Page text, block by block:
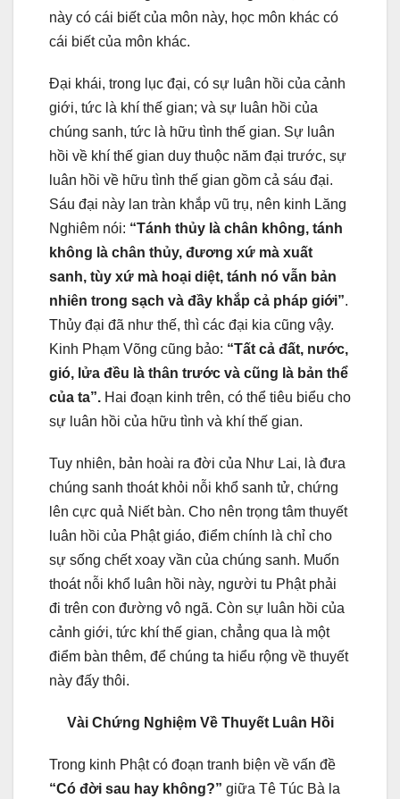
này có cái biết của môn này, học môn khác có
cái biết của môn khác.
Ðại khái, trong lục đại, có sự luân hồi của cảnh
giới, tức là khí thế gian; và sự luân hồi của
chúng sanh, tức là hữu tình thế gian. Sự luân
hồi về khí thế gian duy thuộc năm đại trước, sự
luân hồi về hữu tình thế gian gồm cả sáu đại.
Sáu đại này lan tràn khắp vũ trụ, nên kinh Lăng
Nghiêm nói: “Tánh thủy là chân không, tánh
không là chân thủy, đương xứ mà xuất
sanh, tùy xứ mà hoại diệt, tánh nó vẫn bản
nhiên trong sạch và đầy khắp cả pháp giới”.
Thủy đại đã như thế, thì các đại kia cũng vậy.
Kinh Phạm Võng cũng bảo: “Tất cả đất, nước,
gió, lửa đều là thân trước và cũng là bản thể
của ta”. Hai đoạn kinh trên, có thể tiêu biểu cho
sự luân hồi của hữu tình và khí thế gian.
Tuy nhiên, bản hoài ra đời của Như Lai, là đưa
chúng sanh thoát khỏi nỗi khổ sanh tử, chứng
lên cực quả Niết bàn. Cho nên trọng tâm thuyết
luân hồi của Phật giáo, điểm chính là chỉ cho
sự sống chết xoay vần của chúng sanh. Muốn
thoát nỗi khổ luân hồi này, người tu Phật phải
đi trên con đường vô ngã. Còn sự luân hồi của
cảnh giới, tức khí thế gian, chẳng qua là một
điểm bàn thêm, để chúng ta hiểu rộng về thuyết
này đấy thôi.
Vài Chứng Nghiệm Về Thuyết Luân Hồi
Trong kinh Phật có đoạn tranh biện về vấn đề
“Có đời sau hay không?” giữa Tê Túc Bà la